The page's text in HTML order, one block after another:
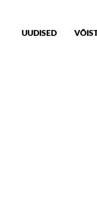
UUDISED